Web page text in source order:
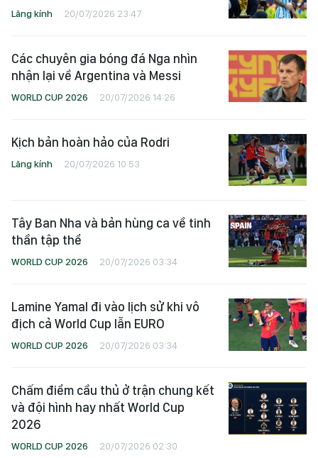
Lăng kính 20/07/2026 23:47
Các chuyên gia bóng đá Nga nhìn
nhận lại về Argentina và Messi
WORLD CUP 2026 20/07/2026 14:26
Kịch bản hoàn hảo của Rodri
Lăng kính 20/07/2026 10:53
Tây Ban Nha và bản hùng ca về tinh
thần tập thể
WORLD CUP 2026 20/07/2026 03:34
Lamine Yamal đi vào lịch sử khi vô
địch cả World Cup lẫn EURO
WORLD CUP 2026 20/07/2026 03:34
Chấm điểm cầu thủ ở trận chung kết
và đội hình hay nhất World Cup
2026
WORLD CUP 2026 20/07/2026 02:30